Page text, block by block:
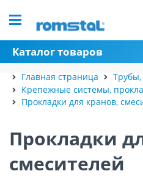
Каталог товаров
Главная страница
Трубы,
Крепежные системы,
Прокладки для кранов,
Прокладки
смесителей